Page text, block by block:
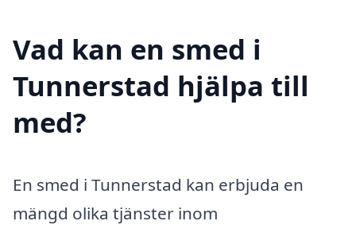
Vad kan en smed i
Tunnerstad hjälpa till
med?
En smed i Tunnerstad kan erbjuda en
mängd olika tjänster inom